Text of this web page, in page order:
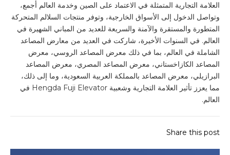
العلامة التجارية المتمثلة في الاعتماد على الصين وخدمة العالم أجمع،
وتواصل الدخول إلى الأسواق الخارجية، وتوفر منتجات السلالم المتحركة
المتطورة والمستقرة والآمنة والسريعة للعديد من المباني الشهيرة في
العالم. في السنوات الأخيرة، شاركت في العديد من معارض المصاعد
الشاملة في العالم، بما في ذلك معرض المصاعد الروسي، معرض
المصاعد الكازاخستاني، معرض المصاعد المصري، معرض المصاعد
البرازيلي، معرض المصاعد بالمملكة العربية السعودية، وما إلى ذلك،
مما يعزز تأثير العلامة التجارية وشعبية Hengda Fuji Elevator في
العالم.
Share this post